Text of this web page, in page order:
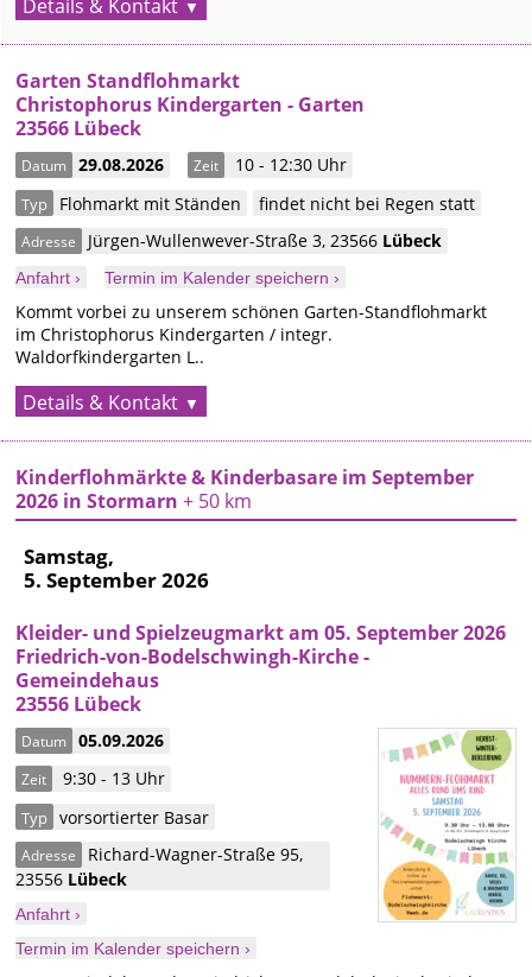
Details & Kontakt
Garten Standflohmarkt
Christophorus Kindergarten - Garten
23566 Lübeck
Datum 29.08.2026 Zeit 10 - 12:30 Uhr
Typ Flohmarkt mit Ständen findet nicht bei Regen statt
Adresse Jürgen-Wullenwever-Straße 3,23566 Lübeck
Anfahrt › Termin im Kalender speichern ›
Kommt vorbei zu unserem schönen Garten-Standflohmarkt
im Christophorus Kindergarten / integr.
Waldorfkindergarten L..
Details & Kontakt
Kinderflohmärkte & Kinderbasare im September
2026 in Stormarn+ 50 km
Samstag,
5. September 2026
Kleider- und Spielzeugmarkt am 05. September 2026
Friedrich-von-Bodelschwingh-Kirche -
Gemeindehaus
23556 Lübeck
Datum 05.09.2026
Zeit 9:30 - 13 Uhr
Typ vorsortierter Basar
Adresse Richard-Wagner-Straße 95,
23556 Lübeck
Anfahrt ›
Termin im Kalender speichern ›